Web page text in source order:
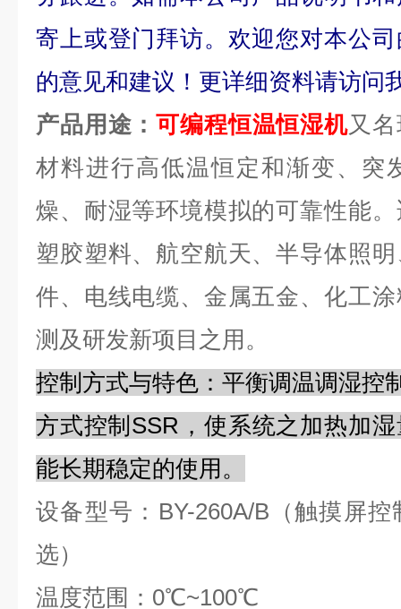
寄上或登门拜访。欢迎您对本公
的意见和建议！更详细资料请访问
产品用途：可编程恒温恒湿机又
材料进行高低温恒定和渐变、突
燥、耐湿等环境模拟的可靠性能
塑胶塑料、航空航天、半导体照
件、电线电缆、金属五金、化工
测及研发新项目之用。
控制方式与特色：平衡调温调湿控
方式控制SSR，使系统之加热加
能长期稳定的使用。
设备型号：BY-260A/B（触摸屏
选）
温度范围：0℃~100℃